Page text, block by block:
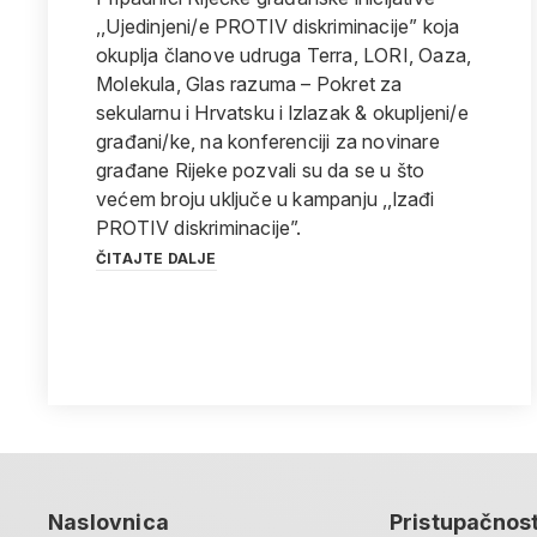
,,Ujedinjeni/e PROTIV diskriminacije” koja
okuplja članove udruga Terra, LORI, Oaza,
Molekula, Glas razuma – Pokret za
sekularnu i Hrvatsku i lzlazak & okupljeni/e
građani/ke, na konferenciji za novinare
građane Rijeke pozvali su da se u što
većem broju uključe u kampanju ,,lzađi
PROTIV diskriminacije”.
ČITAJTE DALJE
Naslovnica